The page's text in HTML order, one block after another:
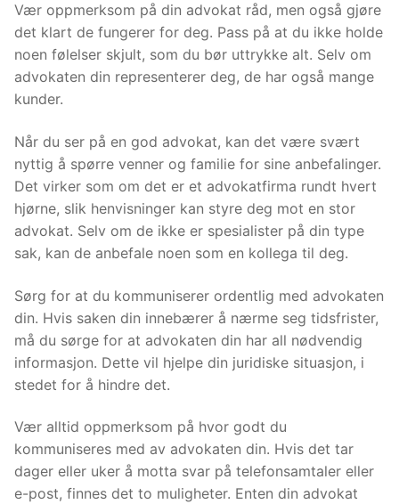
Vær oppmerksom på din advokat råd, men også gjøre
det klart de fungerer for deg. Pass på at du ikke holde
noen følelser skjult, som du bør uttrykke alt. Selv om
advokaten din representerer deg, de har også mange
kunder.
Når du ser på en god advokat, kan det være svært
nyttig å spørre venner og familie for sine anbefalinger.
Det virker som om det er et advokatfirma rundt hvert
hjørne, slik henvisninger kan styre deg mot en stor
advokat. Selv om de ikke er spesialister på din type
sak, kan de anbefale noen som en kollega til deg.
Sørg for at du kommuniserer ordentlig med advokaten
din. Hvis saken din innebærer å nærme seg tidsfrister,
må du sørge for at advokaten din har all nødvendig
informasjon. Dette vil hjelpe din juridiske situasjon, i
stedet for å hindre det.
Vær alltid oppmerksom på hvor godt du
kommuniseres med av advokaten din. Hvis det tar
dager eller uker å motta svar på telefonsamtaler eller
e-post, finnes det to muligheter. Enten din advokat